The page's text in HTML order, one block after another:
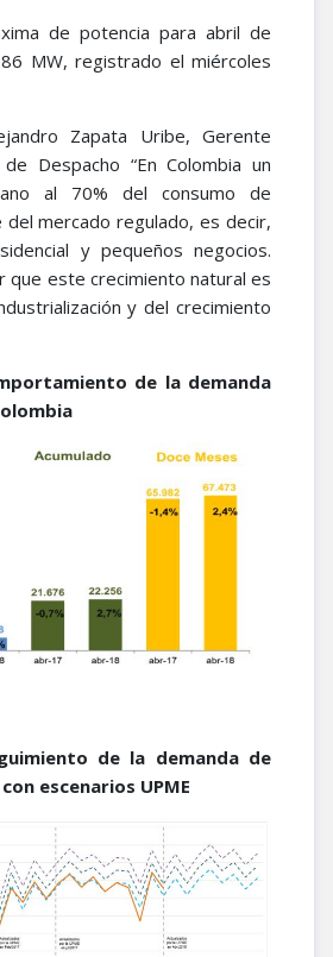
de potencia para abril de
MW, registrado el miércoles
Zapata Uribe, Gerente
Despacho “En Colombia un
al 70% del consumo de
mercado regulado, es decir,
y pequeños negocios.
que este crecimiento natural es
y del crecimiento
de la demanda
de la demanda de
escenarios UPME